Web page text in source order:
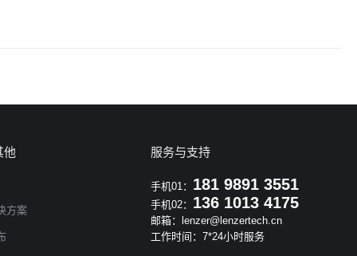
他
方案
服务与支持
手机01： 181 9891 3551
手机02： 136 1013 4175
邮箱：lenzer@lenzertech.cn
工作时间：7*24小时服务